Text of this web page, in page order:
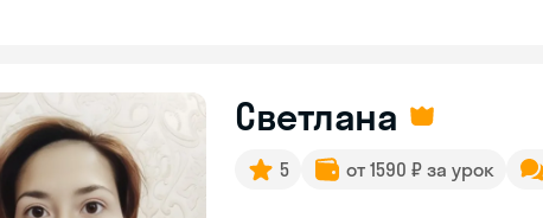
Светлана
5 от 1590 ₽ за урок